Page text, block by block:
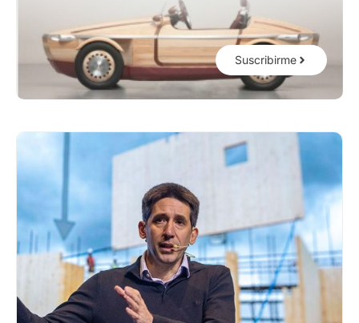
Suscribirme